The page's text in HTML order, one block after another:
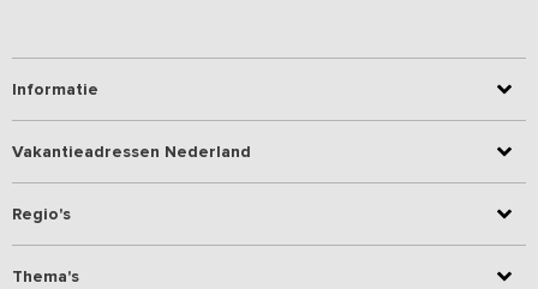
Informatie
Vakantieadressen Nederland
Regio's
Thema's